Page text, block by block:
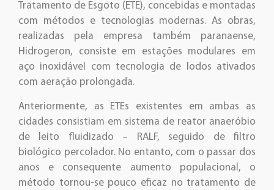
Tratamento de Esgoto (ETE), concebidas e montadas
com métodos e tecnologias modernas. As obras,
realizadas pela empresa também paranaense,
Hidrogeron, consiste em estações modulares em
aço inoxidável com tecnologia de lodos ativados
com aeração prolongada.
Anteriormente, as ETEs existentes em ambas as
cidades consistiam em sistema de reator anaeróbio
de leito fluidizado – RALF, seguido de filtro
biológico percolador. No entanto, com o passar dos
anos e consequente aumento populacional, o
método tornou-se pouco eficaz no tratamento de